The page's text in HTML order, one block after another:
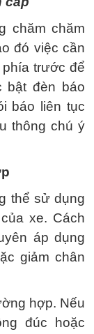
chăm chăm
đó việc cần
phía trước để
bật đèn báo
báo liên tục
thông chú ý
thể sử dụng
xe. Cách
áp dụng
giảm chân
hợp. Nếu
đúc hoặc